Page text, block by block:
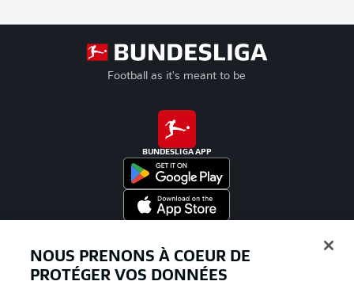
Football as it's meant to be
BUNDESLIGA APP
NOUS PRENONS À COEUR DE
PROTÉGER VOS DONNÉES